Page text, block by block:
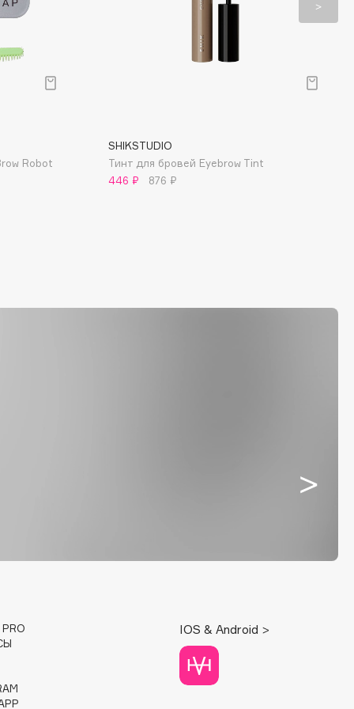
Robot
SHIKSTUDIO
Тинт для бровей Eyebrow Tint
446 ₽
876 ₽
PRO
IOS & Android >